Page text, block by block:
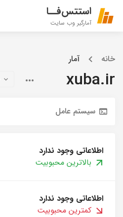
استتس‌فــا
آمارگیر وب سایت
خانه آمار
xuba.ir
سیستم عامل
اطلاعاتی وجود ندارد
بالاترین محبوبیت
اطلاعاتی وجود ندارد
کمترین محبوبیت